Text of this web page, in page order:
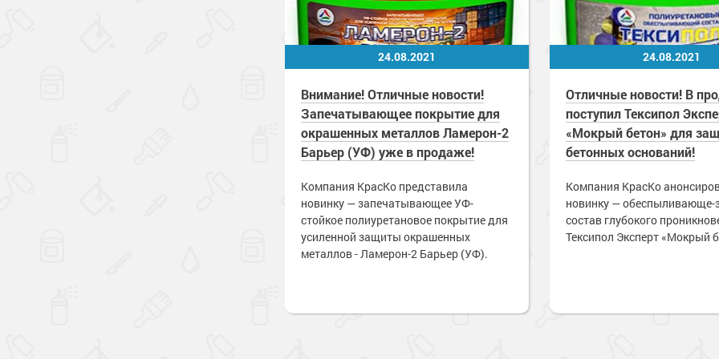
24.08.2021
Внимание! Отличные новости!
Запечатывающее покрытие для
окрашенных металлов Ламерон-2
Барьер (УФ) уже в продаже!
Компания КрасКо представила
новинку — запечатывающее УФ-
стойкое полиуретановое покрытие для
усиленной защиты окрашенных
металлов - Ламерон-2 Барьер (УФ).
24.08.2021
Отличные новости! В
поступил Тексипол
«Мокрый бетон» для
бетонных оснований!
Компания КрасКо
новинку —
состав глубокого
Тексипол Эксперт «Мокрый